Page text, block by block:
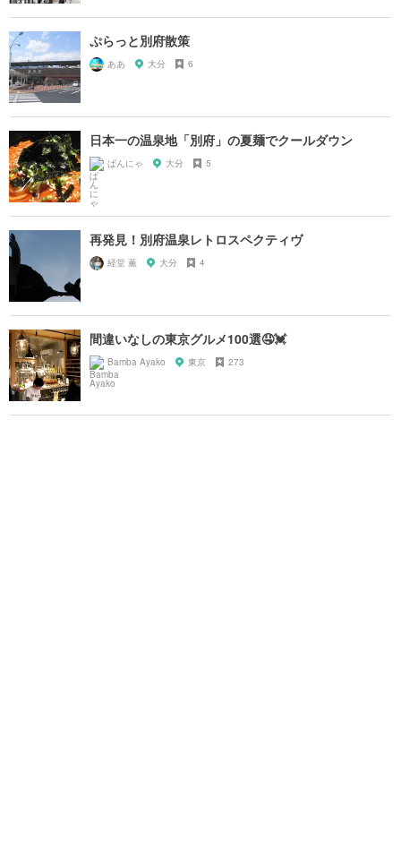
ぷらっと別府散策
ああ 大分 6
日本一の温泉地「別府」の夏麺でクールダウン
ぱんにゃ 大分 5
再発見！別府温泉レトロスペクティヴ
経堂 薫 大分 4
間違いなしの東京グルメ100選🤤💓
Bamba Ayako 東京 273